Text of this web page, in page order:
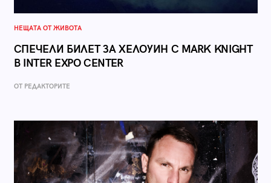
НЕЩАТА ОТ ЖИВОТА
СПЕЧЕЛИ БИЛЕТ ЗА ХЕЛОУИН С MARK KNIGHT
В INTER EXPO CENTER
ОТ РЕДАКТОРИТЕ